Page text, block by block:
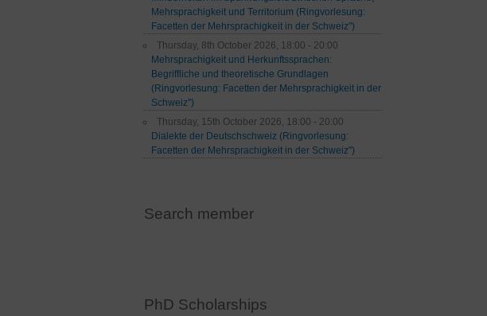
Mehrsprachigkeit und Territorium (Ringvorlesung:
Facetten der Mehrsprachigkeit in der Schweiz")
Thursday, 8th October 2026, 18:00 - 20:00
Mehrsprachigkeit und Herkunftssprachen:
Begriffliche und theoretische Grundlagen
(Ringvorlesung: Facetten der Mehrsprachigkeit in der
Schweiz")
Thursday, 15th October 2026, 18:00 - 20:00
Dialekte der Deutschschweiz (Ringvorlesung:
Facetten der Mehrsprachigkeit in der Schweiz")
Search member
PhD Scholarships